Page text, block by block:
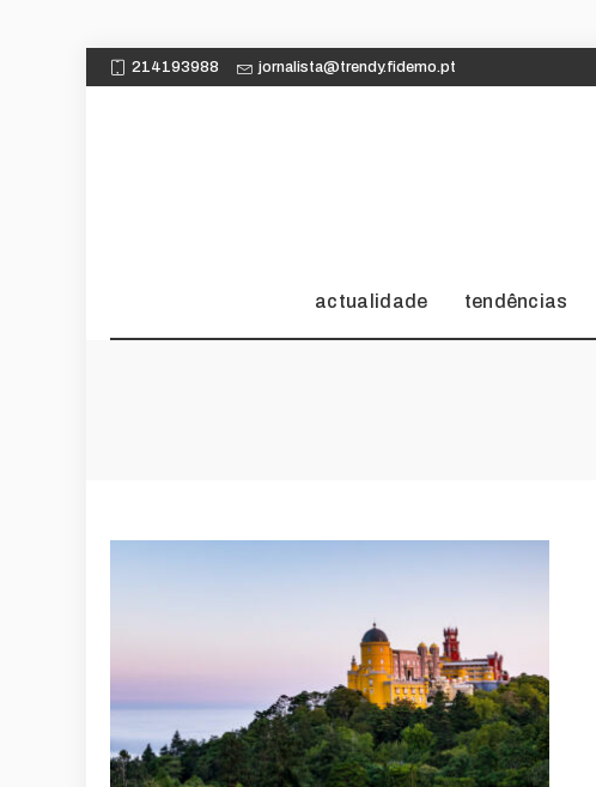
214193988 jornalista@trendy.fidemo.pt
actualidade tendências